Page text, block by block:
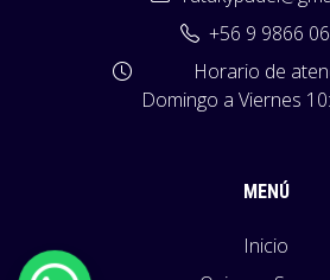
+56 9 9866
Horario de
Domingo a Viernes
MENÚ
Inicio